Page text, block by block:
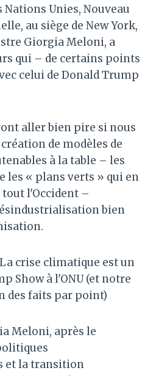
Unies, Nouveau
au siège de New York,
Giorgia Meloni, a
qui – de certains points
celui de Donald Trump
aller bien pire si nous
de modèles de
à la table – les
les « plans verts » qui en
l'Occident –
bien
crise climatique est un
Show à l'ONU (et notre
des faits par point)
Meloni, après le
et la transition